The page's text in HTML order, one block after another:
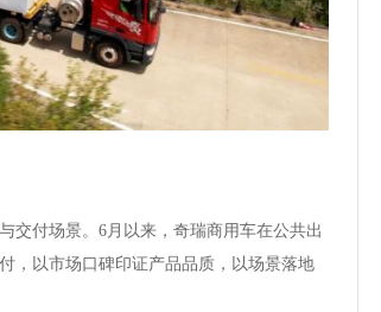
交付场景。6月以来，奇瑞商用车在公共出
，以市场口碑印证产品品质，以场景落地